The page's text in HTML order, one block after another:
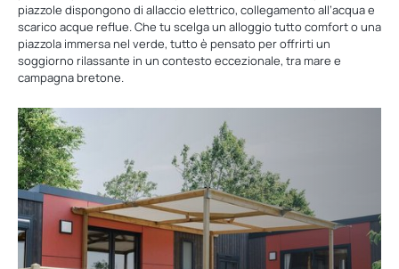
piazzole dispongono di allaccio elettrico, collegamento all’acqua e
scarico acque reflue. Che tu scelga un alloggio tutto comfort o una
piazzola immersa nel verde, tutto è pensato per offrirti un
soggiorno rilassante in un contesto eccezionale, tra mare e
campagna bretone.
Scopri
i
nostri
alloggi